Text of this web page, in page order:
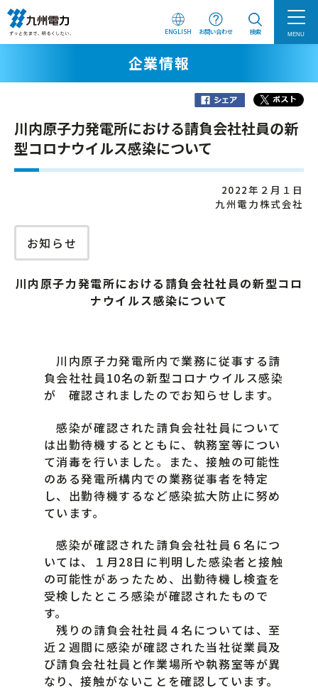
ENGLISH お問い合わせ 検索 MENU
企業情報
川内原子力発電所における請負会社社員の新
型コロナウイルス感染について
2022年２月１日
九州電力株式会社
お知らせ
川内原子力発電所における請負会社社員の新型コロ
ナウイルス感染について
川内原子力発電所内で業務に従事する請
負会社社員10名の新型コロナウイルス感染
が 確認されましたのでお知らせします。
感染が確認された請負会社社員について
は出勤待機するとともに、執務室等につい
て消毒を行いました。また、接触の可能性
のある発電所構内での業務従事者を特定
し、出勤待機するなど感染拡大防止に努め
ています。
感染が確認された請負会社社員６名につ
いては、１月28日に判明した感染者と接触
の可能性があったため、出勤待機し検査を
受検したところ感染が確認されたもので
す。
残りの請負会社社員４名については、至
近２週間に感染が確認された当社従業員及
び請負会社社員と作業場所や執務室等が異
なり、接触がないことを確認しています。